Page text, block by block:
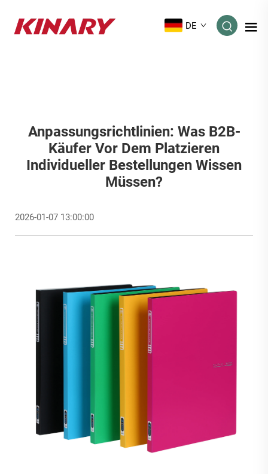
DE
Anpassungsrichtlinien: Was B2B-
Käufer Vor Dem Platzieren
Individueller Bestellungen Wissen
Müssen?
2026-01-07 13:00:00